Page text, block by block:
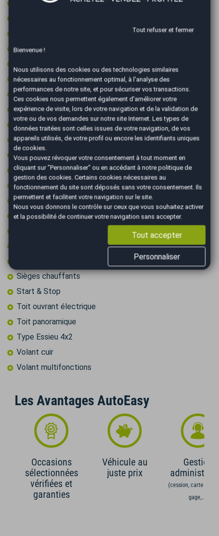
Contrôle pression des pneus
Feux de circulation diurne
GPS couleur
Intérieur cuir/alcantara
Jantes 17 pouces
Jantes aluminium
Limiteur de vitesse
Ordinateur de bord
Pack luxe
Peinture integrale
Prise 12v
Radar arrière de détection d'obstacles
Retroviseur intérieur électrochrome
Sièges chauffants
Start & Stop
Toit ouvrant électrique
Toit panoramique
Type Essieu 4x2
Volant cuir
Volant multifonctions
Les Avantages AutoEasy
Occasions
sélectionnées
vérifiées et
garanties
Véhicule au
juste prix
Gestion
(cession, carte grise,
gage,...)
Tout refuser et fermer
Bienvenue !
Nous utilisons des cookies ou des technologies similaires
nécessaires au fonctionnement optimal, à l'analyse des
performances de notre site, et pour sécuriser vos transactions.
Ces cookies nous permettent également d'améliorer votre
expérience de visite, lors de votre navigation et de la validation de
votre ou de vos demandes sur notre site Internet. Les types de
données traitées sont celles issues de votre navigation, de vos
appareils utilisés, de votre profil ou encore les identifiants uniques
de cookies.
Vous pouvez révoquer votre consentement à tout moment en
cliquant sur "Personnaliser" ou en accédant à notre politique de
gestion des cookies. Certains cookies nécessaires au
fonctionnement du site sont déposés sans votre consentement. Ils
permettent et facilitent votre navigation sur le site.
Nous vous donnons le contrôle sur ceux que vous souhaitez activer
et la possibilité de continuer votre navigation sans accepter.
Tout accepter
Personnaliser